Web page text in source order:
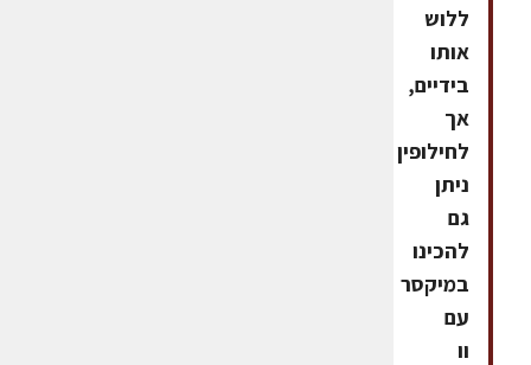
ללוש
אותו
בידיים,
אך
לחילופין
ניתן
גם
להכינו
במיקסר
עם
וו